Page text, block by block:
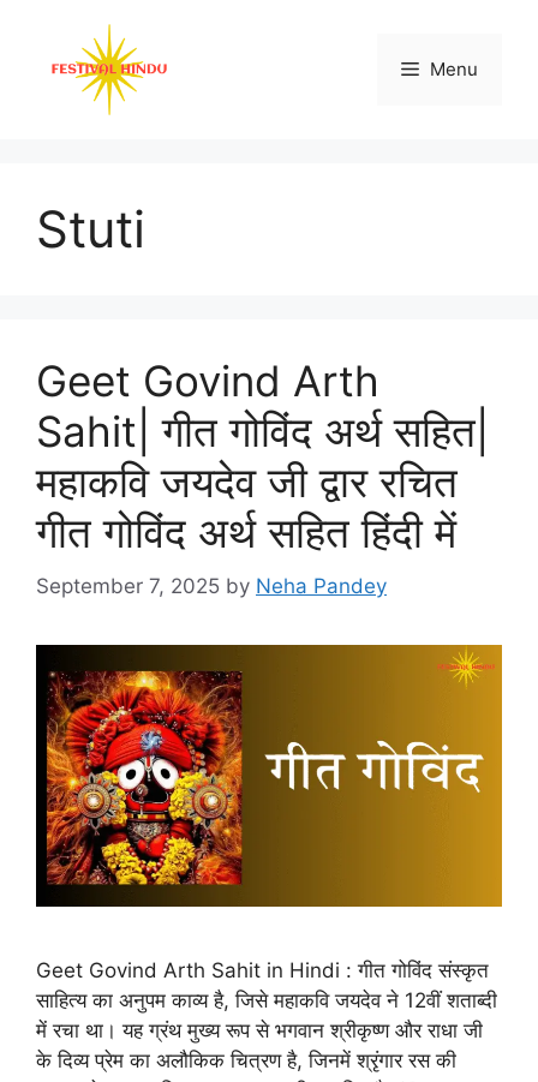
content
Menu
Stuti
Geet Govind Arth
Sahit| गीत गोविंद अर्थ सहित|
महाकवि जयदेव जी द्वार रचित
गीत गोविंद अर्थ सहित हिंदी में
September 7, 2025 by Neha Pandey
Geet Govind Arth Sahit in Hindi : गीत गोविंद संस्कृत
साहित्य का अनुपम काव्य है, जिसे महाकवि जयदेव ने 12वीं शताब्दी
में रचा था। यह ग्रंथ मुख्य रूप से भगवान श्रीकृष्ण और राधा जी
के दिव्य प्रेम का अलौकिक चित्रण है, जिनमें श्रृंगार रस की